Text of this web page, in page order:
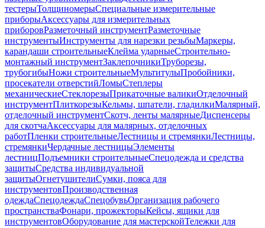
тестерыТолщиномерыСпециальные измерительные
приборыАксессуары для измерительных
приборовРазметочный инструментРазметочные
инструментыИнструменты для нарезки резьбыМаркеры,
карандаши строительныеКлейма ударныеСтроительно-
монтажный инструментЗаклепочникиТруборезы,
трубогибыНожи строительныеМультитулыПробойники,
просекатели отверстийЛомыСтеплеры
механическиеСтеклорезыПрикаточные валикиОтделочный
инструментПлиткорезыКельмы, шпатели, гладилкиМалярный,
отделочный инструментСкотч, ленты малярныеДиспенсеры
для скотчаАксессуары для малярных, отделочных
работПленки строительныеЛестницы и стремянкиЛестницы,
стремянкиЧердачные лестницыЭлементы
лестницПодъемники строительныеСпецодежда и средства
защитыСредства индивидуальной
защитыОгнетушителиСумки, пояса для
инструментовПроизводственная
одеждаСпецодеждаСпецобувьОрганизация рабочего
пространстваФонари, прожекторыКейсы, ящики для
инструментовОборудование для мастерскойТележки для